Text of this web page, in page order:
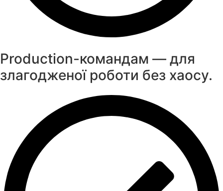
Production-командам — для
злагодженої роботи без хаосу.